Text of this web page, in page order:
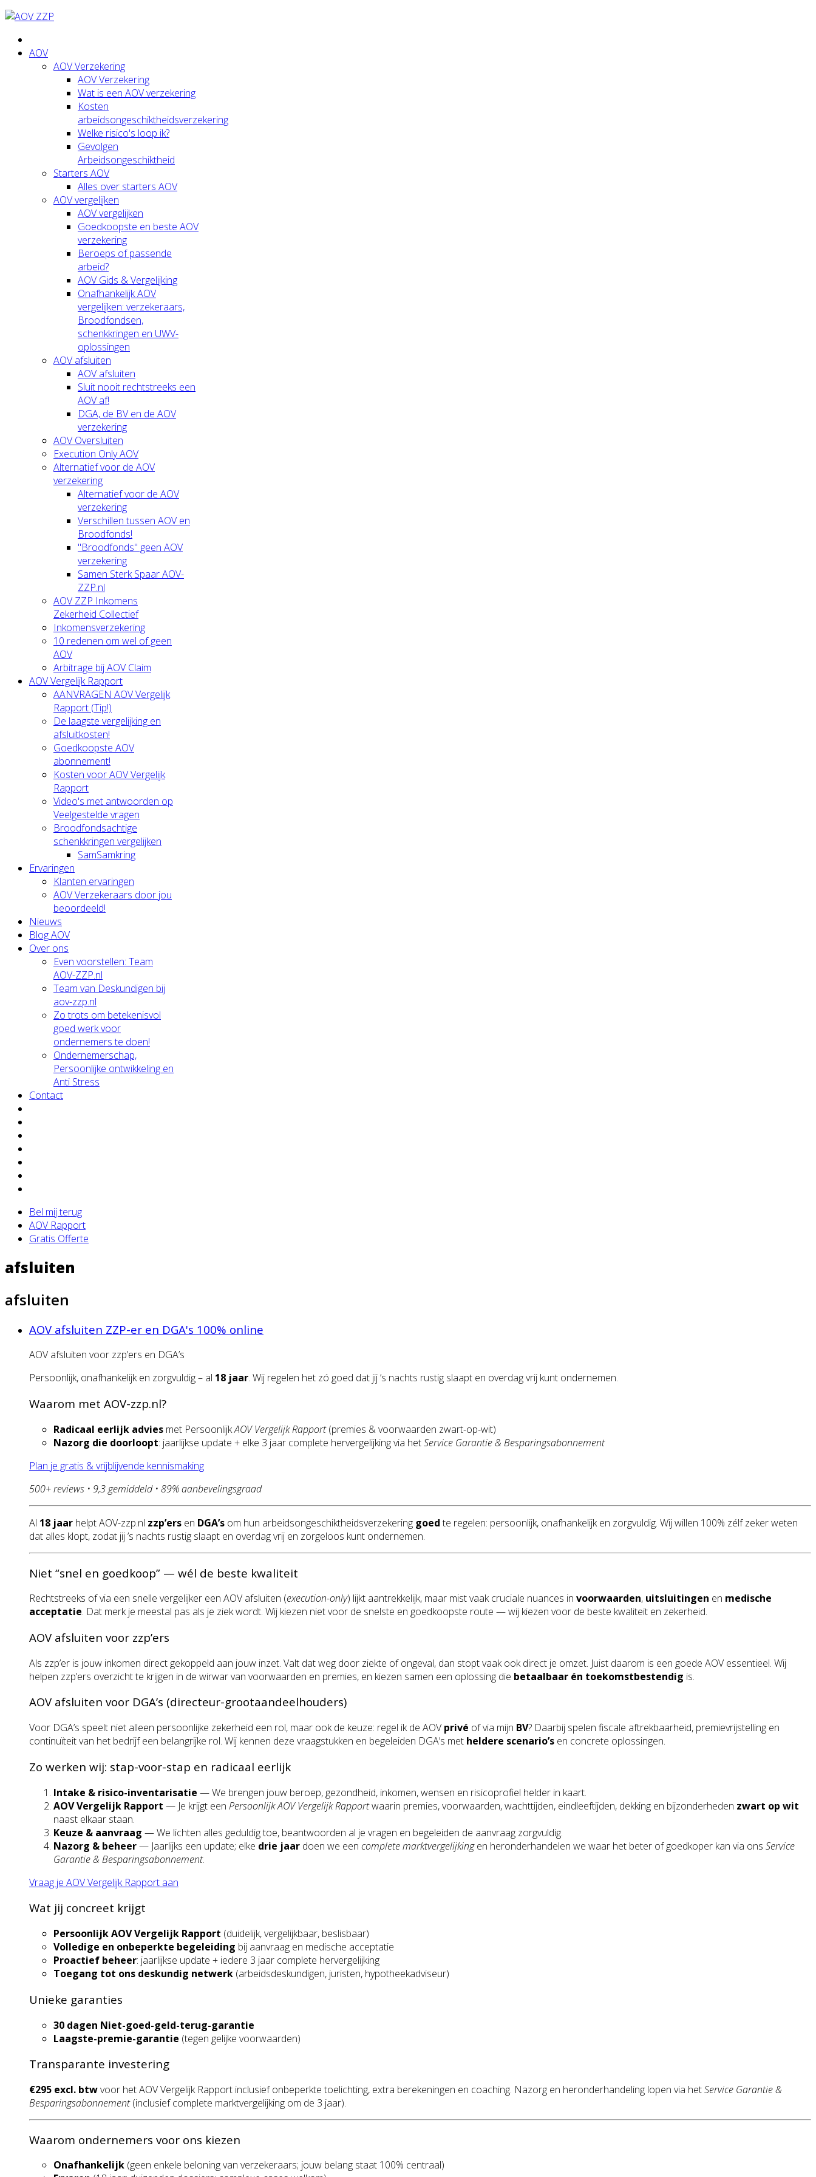
AOV
AOV Verzekering
AOV Verzekering
Wat is een AOV verzekering
Kosten
arbeidsongeschiktheidsverzekering
Welke risico's loop ik?
Gevolgen
Arbeidsongeschiktheid
Starters AOV
Alles over starters AOV
AOV vergelijken
AOV vergelijken
Goedkoopste en beste AOV
verzekering
Beroeps of passende
arbeid?
AOV Gids & Vergelijking
Onafhankelijk AOV
vergelijken: verzekeraars,
Broodfondsen,
schenkkringen en UWV-
oplossingen
AOV afsluiten
AOV afsluiten
Sluit nooit rechtstreeks een
AOV af!
DGA, de BV en de AOV
verzekering
AOV Oversluiten
Execution Only AOV
Alternatief voor de AOV
verzekering
Alternatief voor de AOV
verzekering
Verschillen tussen AOV en
Broodfonds!
"Broodfonds" geen AOV
verzekering
Samen Sterk Spaar AOV-
ZZP.nl
AOV ZZP Inkomens
Zekerheid Collectief
Inkomensverzekering
10 redenen om wel of geen
AOV
Arbitrage bij AOV Claim
AOV Vergelijk Rapport
AANVRAGEN AOV Vergelijk
Rapport (Tip!)
De laagste vergelijking en
afsluitkosten!
Goedkoopste AOV
abonnement!
Kosten voor AOV Vergelijk
Rapport
Video's met antwoorden op
Veelgestelde vragen
Broodfondsachtige
schenkkringen vergelijken
SamSamkring
Ervaringen
Klanten ervaringen
AOV Verzekeraars door jou
beoordeeld!
Nieuws
Blog AOV
Over ons
Even voorstellen: Team
AOV-ZZP.nl
Team van Deskundigen bij
aov-zzp.nl
Zo trots om betekenisvol
goed werk voor
ondernemers te doen!
Ondernemerschap,
Persoonlijke ontwikkeling en
Anti Stress
Contact
Bel mij terug
AOV Rapport
Gratis Offerte
afsluiten
afsluiten
AOV afsluiten ZZP-er en DGA's 100% online
AOV afsluiten voor zzp’ers en DGA’s
Persoonlijk, onafhankelijk en zorgvuldig – al 18 jaar. Wij regelen het zó goed dat jij ’s nachts rustig slaapt en overdag vrij kunt ondernemen.
Waarom met AOV-zzp.nl?
Radicaal eerlijk advies met PersoonlijkAOV Vergelijk Rapport(premies & voorwaarden zwart-op-wit)
Nazorg die doorloopt: jaarlijkse update + elke 3 jaar complete hervergelijking via hetService Garantie & Besparingsabonnement
Plan je gratis & vrijblijvende kennismaking
500+ reviews • 9,3 gemiddeld • 89% aanbevelingsgraad
Al 18 jaar helpt AOV-zzp.nl zzp’ers en DGA’s om hun arbeidsongeschiktheidsverzekering goedte regelen: persoonlijk, onafhankelijk en zorgvuldig. Wij willen 100% zélf zeker weten
dat alles klopt, zodat jij ’s nachts rustig slaapt en overdag vrij en zorgeloos kunt ondernemen.
Niet “snel en goedkoop” — wél de beste kwaliteit
Rechtstreeks of via een snelle vergelijker een AOV afsluiten (execution-only) lijkt aantrekkelijk, maar mist vaak cruciale nuances in voorwaarden, uitsluitingen en medische
acceptatie. Dat merk je meestal pas als je ziek wordt. Wij kiezen niet voor de snelste en goedkoopste route — wij kiezen voor de beste kwaliteit en zekerheid.
AOV afsluiten voor zzp’ers
Als zzp’er is jouw inkomen direct gekoppeld aan jouw inzet. Valt dat weg door ziekte of ongeval, dan stopt vaak ook direct je omzet. Juist daarom is een goede AOV essentieel. Wij
helpen zzp’ers overzicht te krijgen in de wirwar van voorwaarden en premies, en kiezen samen een oplossing die betaalbaar én toekomstbestendig is.
AOV afsluiten voor DGA’s (directeur-grootaandeelhouders)
Voor DGA’s speelt niet alleen persoonlijke zekerheid een rol, maar ook de keuze: regel ik de AOV privé of via mijn BV? Daarbij spelen fiscale aftrekbaarheid, premievrijstelling en
continuïteit van het bedrijf een belangrijke rol. Wij kennen deze vraagstukken en begeleiden DGA’s met heldere scenario’s en concrete oplossingen.
Zo werken wij: stap-voor-stap en radicaal eerlijk
Intake & risico-inventarisatie — We brengen jouw beroep, gezondheid, inkomen, wensen en risicoprofiel helder in kaart.
AOV Vergelijk Rapport — Je krijgt een Persoonlijk AOV Vergelijk Rapportwaarin premies, voorwaarden, wachttijden, eindleeftijden, dekking en bijzonderheden zwart op wit
naast elkaar staan.
Keuze & aanvraag — We lichten alles geduldig toe, beantwoorden al je vragen en begeleiden de aanvraag zorgvuldig.
Nazorg & beheer— Jaarlijks een update; elke drie jaar doen we een complete marktvergelijkingen heronderhandelen we waar het beter of goedkoper kan via ons Service
Garantie & Besparingsabonnement.
Vraag je AOV Vergelijk Rapport aan
Wat jij concreet krijgt
Persoonlijk AOV Vergelijk Rapport (duidelijk, vergelijkbaar, beslisbaar)
Volledige en onbeperkte begeleiding bij aanvraag en medische acceptatie
Proactief beheer: jaarlijkse update + iedere 3 jaar complete hervergelijking
Toegang tot ons deskundig netwerk (arbeidsdeskundigen, juristen, hypotheekadviseur)
Unieke garanties
30 dagen Niet-goed-geld-terug-garantie
Laagste-premie-garantie (tegen gelijke voorwaarden)
Transparante investering
€295 excl. btwvoor het AOV Vergelijk Rapport inclusief onbeperkte toelichting, extra berekeningen en coaching. Nazorg en heronderhandeling lopen via hetService Garantie &
Besparingsabonnement(inclusief complete marktvergelijking om de 3 jaar).
Waarom ondernemers voor ons kiezen
Onafhankelijk (geen enkele beloning van verzekeraars; jouw belang staat 100% centraal)